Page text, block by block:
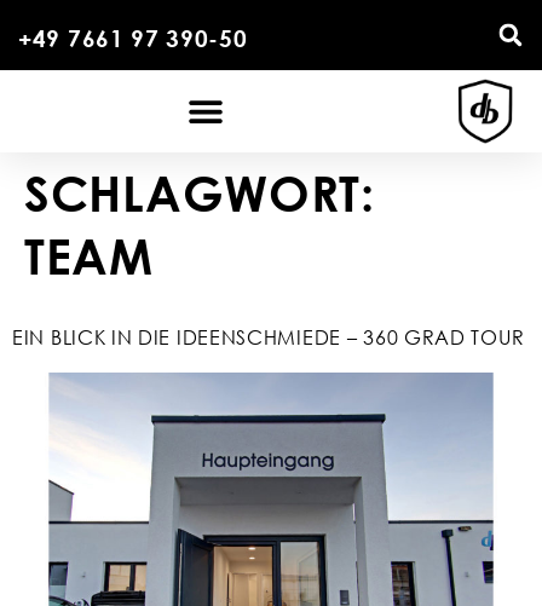
+49 7661 97 390-50
SCHLAGWORT:
TEAM
EIN BLICK IN DIE IDEENSCHMIEDE – 360 GRAD TOUR